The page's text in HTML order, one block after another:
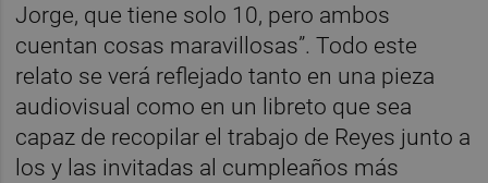
Jorge, que tiene solo 10, pero ambos
cuentan cosas maravillosas”. Todo este
relato se verá reflejado tanto en una pieza
audiovisual como en un libreto que sea
capaz de recopilar el trabajo de Reyes junto a
los y las invitadas al cumpleaños más